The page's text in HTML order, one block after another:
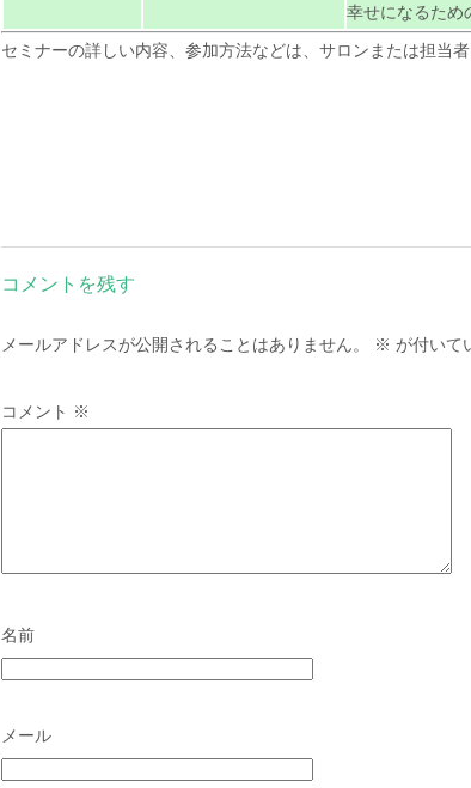
幸せになるため
セミナーの詳しい内容、参加方法などは、サロンまたは担当
コメントを残す
メールアドレスが公開されることはありません。 ※ が付いて
コメント ※
名前
メール